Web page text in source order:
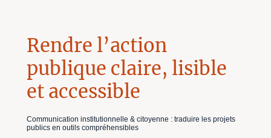
Rendre l’action
publique claire, lisible
et accessible
Communication institutionnelle & citoyenne : traduire les projets
publics en outils compréhensibles